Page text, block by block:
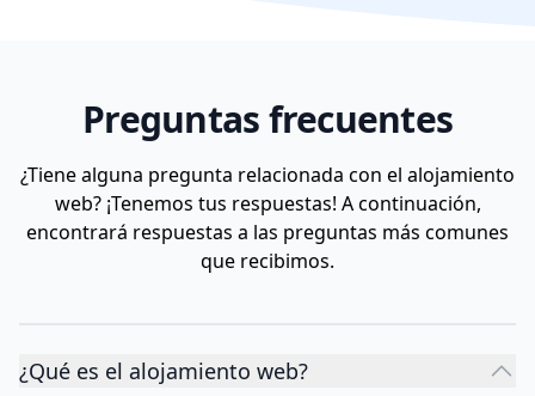
Preguntas frecuentes
¿Tiene alguna pregunta relacionada con el alojamiento
web? ¡Tenemos tus respuestas! A continuación,
encontrará respuestas a las preguntas más comunes
que recibimos.
¿Qué es el alojamiento web?